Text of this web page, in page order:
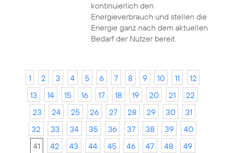
kontinuierlich den
Energieverbrauch und stellen die
Energie ganz nach dem aktuellen
Bedarf der Nutzer bereit.
1 2 3 4 5 6 7 8 9 10 11
12
13
14 15 16 17 18 19 20 21
22
23
24 25 26 27 28 29 30
31
32
33 34 35 36 37 38 39
40
41
42 43 44 45 46 47 48
49